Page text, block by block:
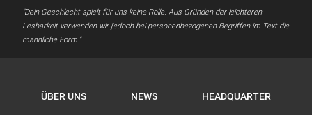
"Dein Geschlecht spielt für uns keine Rolle. Aus Gründen der leichteren
Lesbarkeit verwenden wir jedoch bei personenbezogenen Begriffen im Text die
männliche Form."
ÜBER UNS NEWS HEADQUARTER